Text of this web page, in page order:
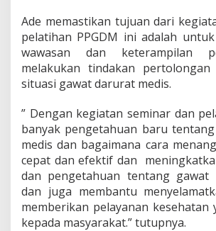
Ade memastikan tujuan dari
pelatihan PPGDM ini adalah
wawasan dan keterampilan
melakukan tindakan
situasi gawat darurat medis.
” Dengan kegiatan seminar dan
banyak pengetahuan baru
medis dan bagaimana cara
cepat dan efektif dan
dan pengetahuan tentang gawat
dan juga membantu
memberikan pelayanan kesehatan
kepada masyarakat.” tutupnya.